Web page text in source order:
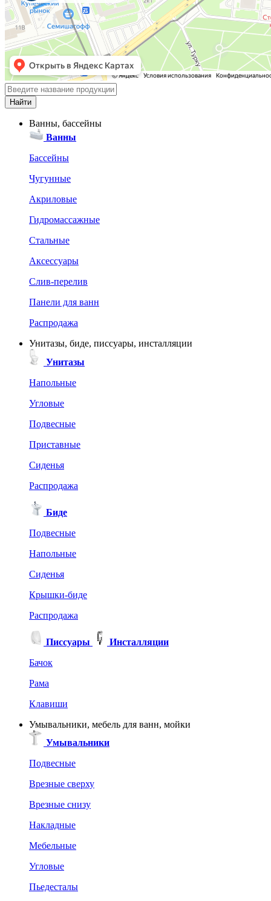
Ванны, бассейны
Ванны
Бассейны
Чугунные
Акриловые
Гидромассажные
Стальные
Аксессуары
Слив-перелив
Панели для ванн
Распродажа
Унитазы, биде, писсуары, инсталляции
Унитазы
Напольные
Угловые
Подвесные
Приставные
Сиденья
Распродажа
Биде
Подвесные
Напольные
Сиденья
Крышки-биде
Распродажа
Писсуары
Инсталляции
Бачок
Рама
Клавиши
Умывальники, мебель для ванн, мойки
Умывальники
Подвесные
Врезные сверху
Врезные снизу
Накладные
Мебельные
Угловые
Пьедесталы